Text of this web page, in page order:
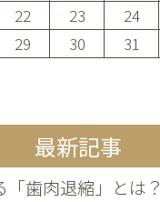
22 23 24
29 30 31
最新記事
歯肉退縮」とは？